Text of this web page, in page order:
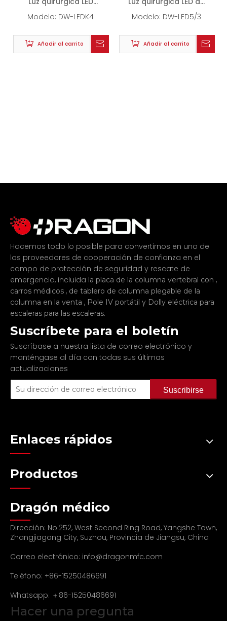
menor
Modelo: DW-LEDK4
Añadir al carrito
techo (5/3)
Modelo: DW-LED5/3
Añadir al carrito
Hacemos todo lo posible para convertirnos en uno de
los proveedores de cooperación de confianza en el
campo de protección de seguridad y rescate de
emergencia, incluida la placa de la columna vertebral con ,
carros médicos , de tablero de columna plegable de la
columna en la venta , Pole IV portátil y Dolly eléctrica para
escaleras para las escaleras.
Suscríbete para el boletín
Suscríbase a nuestra lista de correo electrónico y
manténgase al día con todas sus últimas
actualizaciones
Suscribirse
Enlaces rápidos
Productos
Dragón médico
Dirección: No.252, West Second Ring Road, Yangshe Town,
Zhangjiagang City, Suzhou, Provincia de Jiangsu, China
Correo electrónico: info@dragonmfc.com
Teléfono: +86-15250486691
Whatsapp: ＋86-15250486691
Hacer una pregunta